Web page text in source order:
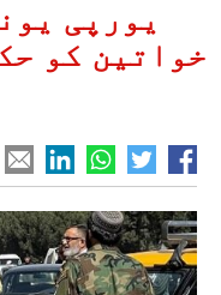
یورپی
خواتین کو